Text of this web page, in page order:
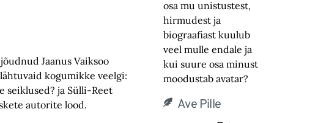
Jaanus Vaiksoo
kogumikke veelgi:
seiklused? ja Sülli-Reet
autorite lood.
osa mu unistustest,
hirmudest ja
biograafiast ‎kuulub
veel mulle endale ja
kui suure osa minust
moodustab avatar? ‎
Ave Pille